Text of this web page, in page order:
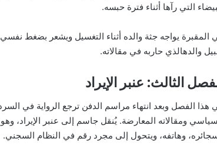
التي رآها أثناء فترة حبسه.
المقبرة يواجه جثة والده أثناء التغسيل ويشعر بضغط
والدهالذي حاربه في مقالاته.
الثالث: عنبر الإيراد
هذا الفصل وبعد انتهاء مراسم الدفن ترجع الرواية في
ومقالاته المعارضة. يُنقل جاسم إلى عنبر الإيراد،
وهاتفه، ويتحول إلى مجرد رقم في النظام السجني.